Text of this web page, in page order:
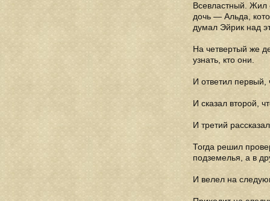
Всевластный. Жил
дочь — Альда,
думал Эйрик над
На четвертый же
узнать, кто они.
И ответил
И сказал второй,
И третий
Тогда решил
подземелья, а в
И велел на